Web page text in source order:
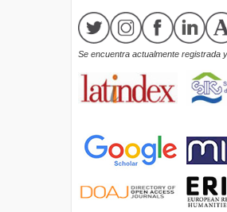
Se encuentra actualmente registrada